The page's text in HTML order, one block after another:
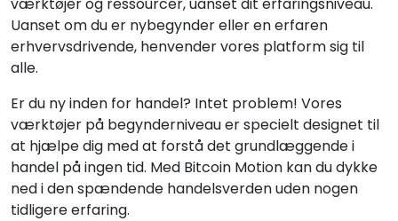
Uanset om du er nybegynder eller en erfaren
erhvervsdrivende, henvender vores platform sig til
alle.
Er du ny inden for handel? Intet problem! Vores
værktøjer på begynderniveau er specielt designet til
at hjælpe dig med at forstå det grundlæggende i
handel på ingen tid. Med Bitcoin Motion kan du dykke
ned i den spændende handelsverden uden nogen
tidligere erfaring.